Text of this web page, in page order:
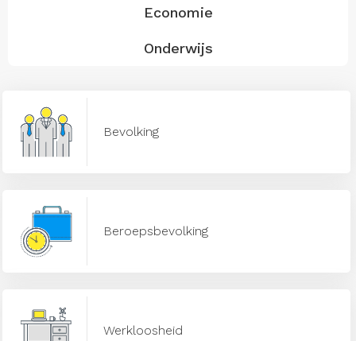
Economie
Onderwijs
Bevolking
Beroepsbevolking
Werkloosheid